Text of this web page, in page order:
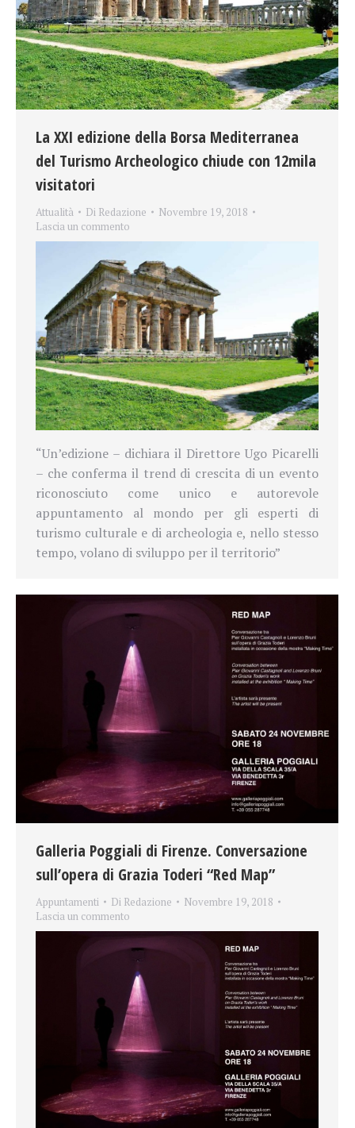
La XXI edizione della Borsa Mediterranea
del Turismo Archeologico chiude con 12mila
visitatori
Attualità Di Redazione
Novembre 19, 2018
Lascia un commento
“Un’edizione – dichiara il Direttore Ugo Picarelli
– che conferma il trend di crescita di un evento
riconosciuto come unico e autorevole
appuntamento al mondo per gli esperti di
turismo culturale e di archeologia e, nello stesso
tempo, volano di sviluppo per il territorio”
Galleria Poggiali di Firenze. Conversazione
sull’opera di Grazia Toderi “Red Map”
Appuntamenti Di Redazione
Novembre 19, 2018
Lascia un commento